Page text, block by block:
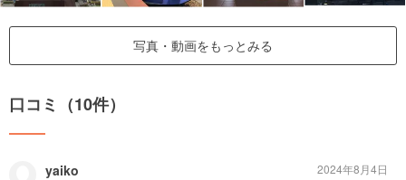
写真・動画をもっとみる
口コミ（10件）
yaiko
2024年8月4日